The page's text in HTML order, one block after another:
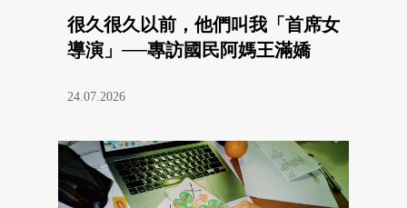
很久很久以前，他們叫我「首席女
導演」──專訪國民阿媽王滿嬌
24.07.2026